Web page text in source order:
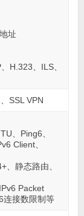
址
H.323、ILS、
SSL VPN
、Ping6、
Client、
、静态路由、
Packet
连接数限制等